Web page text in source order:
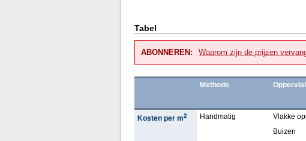
Tabel
ABONNEREN: Waarom zijn de prijzen
Methode
Kosten per m2 Handmatig Vlakke
Buizen